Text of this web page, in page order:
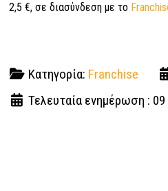
2,5 €, σε διασύνδεση με το
Κατηγορία: Franchise
Τελευταία ενημέρωση :